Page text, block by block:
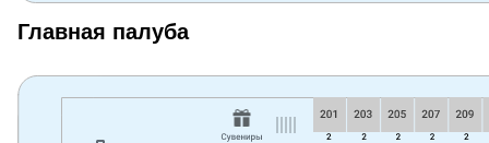
Главная палуба